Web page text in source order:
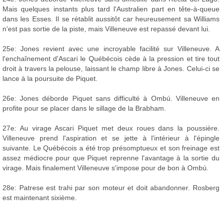
Mais quelques instants plus tard l'Australien part en tête-à-queue
dans les Esses. Il se rétablit aussitôt car heureusement sa Williams
n'est pas sortie de la piste, mais Villeneuve est repassé devant lui.
25e: Jones revient avec une incroyable facilité sur Villeneuve. A
l'enchaînement d'Ascari le Québécois cède à la pression et tire tout
droit à travers la pelouse, laissant le champ libre à Jones. Celui-ci se
lance à la poursuite de Piquet.
26e: Jones déborde Piquet sans difficulté à Ombú. Villeneuve en
profite pour se placer dans le sillage de la Brabham.
27e: Au virage Ascari Piquet met deux roues dans la poussière.
Villeneuve prend l'aspiration et se jette à l'intérieur à l'épingle
suivante. Le Québécois a été trop présomptueux et son freinage est
assez médiocre pour que Piquet reprenne l'avantage à la sortie du
virage. Mais finalement Villeneuve s'impose pour de bon à Ombú.
28e: Patrese est trahi par son moteur et doit abandonner. Rosberg
est maintenant sixième.